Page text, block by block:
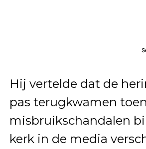
Hij vertelde dat de
pas terugkwamen
misbruikschandalen
kerk in de media